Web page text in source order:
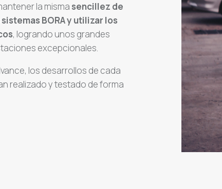
la misma sencillez de
BORA y utilizar los
, logrando unos grandes
excepcionales.
los desarrollos de cada
realizado y testado de forma